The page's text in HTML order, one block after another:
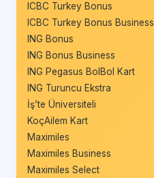
ICBC Turkey Bonus
ICBC Turkey Bonus Business
ING Bonus
ING Bonus Business
ING Pegasus BolBol Kart
ING Turuncu Ekstra
İş’te Üniversiteli
KoçAilem Kart
Maximiles
Maximiles Business
Maximiles Select